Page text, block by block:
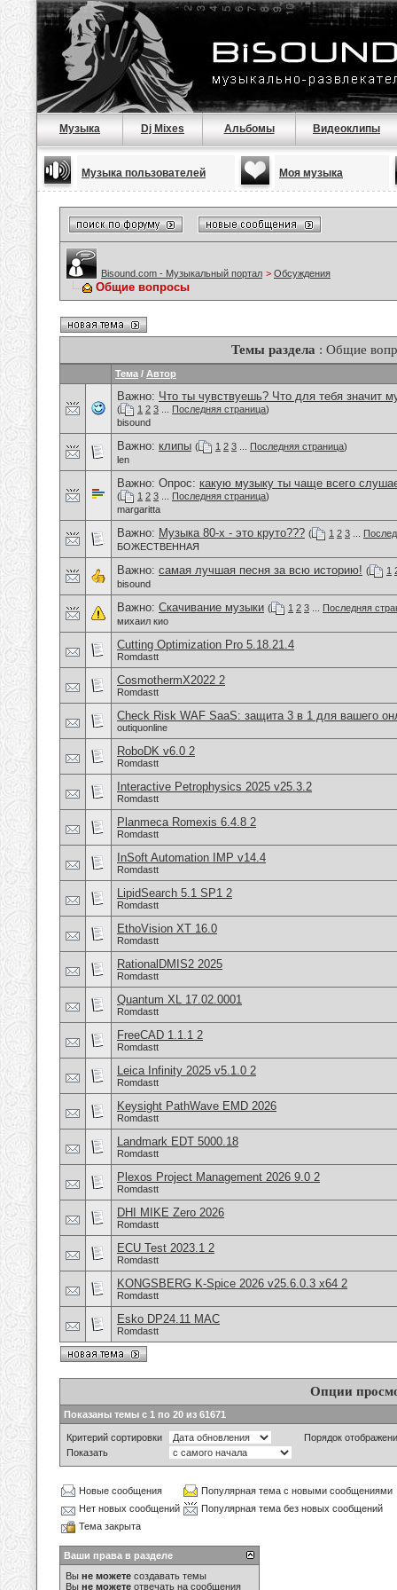
Музыка Dj Mixes Альбомы Видеоклипы
Музыка пользователей Моя музыка
Bisound.com - Музыкальный портал > Обсуждения
Общие вопросы
Темы раздела : Общие
Тема / Автор
Важно: Что ты чувствуешь? Что для тебя значит
( 1 2 3 Последняя страница)
bisound
Важно: клипы ( 1 2 3 Последняя страница)
len
Важно: Опрос: какую музыку ты чаще всего
( 1 2 3 Последняя страница)
margaritta
Важно: Музыка 80-х - это круто??? ( 1 2 3
БОЖЕСТВЕННАЯ
Важно: самая лучшая песня за всю историю! ( 1
bisound
Важно: Скачивание музыки ( 1 2 3
Последняя
михаил кио
Cutting Optimization Pro 5.18.21.4
Romdastt
CosmothermX2022 2
Romdastt
Check Risk WAF SaaS: защита 3 в 1 для вашего
outiquonline
RoboDK v6.0 2
Romdastt
Interactive Petrophysics 2025 v25.3.2
Romdastt
Planmeca Romexis 6.4.8 2
Romdastt
InSoft Automation IMP v14.4
Romdastt
LipidSearch 5.1 SP1 2
Romdastt
EthoVision XT 16.0
Romdastt
RationalDMIS2 2025
Romdastt
Quantum XL 17.02.0001
Romdastt
FreeCAD 1.1.1 2
Romdastt
Leica Infinity 2025 v5.1.0 2
Romdastt
Keysight PathWave EMD 2026
Romdastt
Landmark EDT 5000.18
Romdastt
Plexos Project Management 2026 9.0 2
Romdastt
DHI MIKE Zero 2026
Romdastt
ECU Test 2023.1 2
Romdastt
KONGSBERG K-Spice 2026 v25.6.0.3 x64 2
Romdastt
Esko DP24.11 MAC
Romdastt
Опции
Показаны темы с 1 по 20 из 61671
Критерий сортировки
Порядок
Показать
Новые сообщения
Популярная тема с новыми сообщениями
Нет новых сообщений
Популярная тема без новых сообщений
Тема закрыта
Ваши права в разделе
Вы не можете создавать темы
Вы не можете отвечать на сообщения